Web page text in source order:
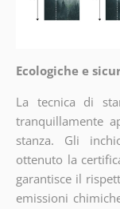
Ecologiche e
La tecnica di
tranquillamente
stanza. Gli
ottenuto la
garantisce il
emissioni